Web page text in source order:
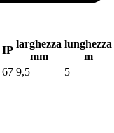
IP
larghezza
mm
lunghezza
m
67 9,5 5